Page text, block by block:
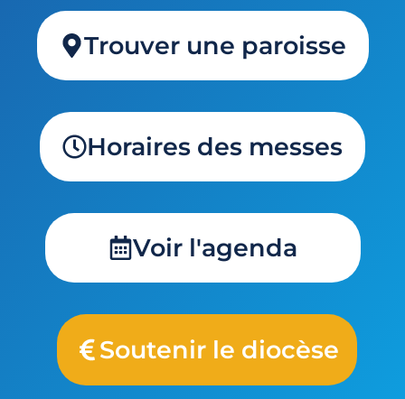
Trouver une paroisse
Horaires des messes
Voir l'agenda
Soutenir le diocèse